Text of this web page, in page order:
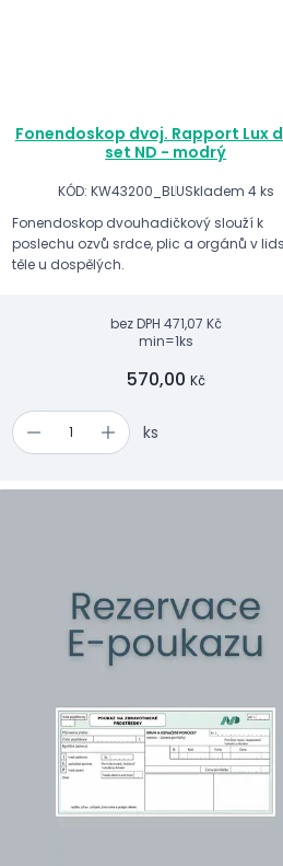
Fonendoskop dvoj. Rapport Lux
set ND - modrý
KÓD: KW43200_BLUSkladem 4 ks
Fonendoskop dvouhadičkový slouží k
poslechu ozvů srdce, plic a orgánů v
těle u dospělých.
bez DPH 471,07 Kč
min=1ks
570,00 Kč
ks